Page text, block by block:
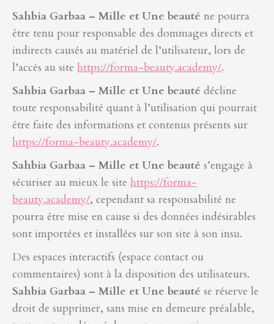
Sahbia Garbaa – Mille et Une beauté ne pourra
être tenu pour responsable des dommages directs et
indirects causés au matériel de l’utilisateur, lors de
l’accès au site https://forma-beauty.academy/.
Sahbia Garbaa – Mille et Une beauté décline
toute responsabilité quant à l’utilisation qui pourrait
être faite des informations et contenus présents sur
https://forma-beauty.academy/.
Sahbia Garbaa – Mille et Une beauté s’engage à
sécuriser au mieux le site https://forma-
beauty.academy/, cependant sa responsabilité ne
pourra être mise en cause si des données indésirables
sont importées et installées sur son site à son insu.
Des espaces interactifs (espace contact ou
commentaires) sont à la disposition des utilisateurs.
Sahbia Garbaa – Mille et Une beauté se réserve le
droit de supprimer, sans mise en demeure préalable,